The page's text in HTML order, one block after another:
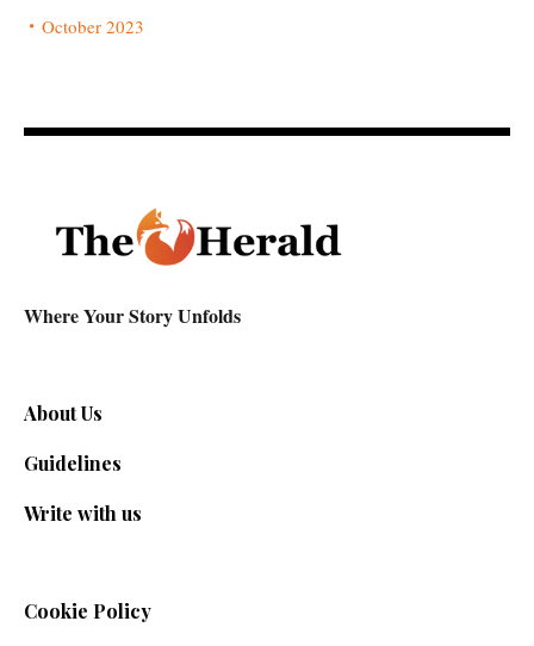
October 2023
Where Your Story Unfolds
About Us
Guidelines
Write with us
Cookie Policy